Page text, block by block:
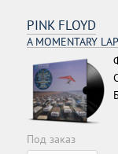
PINK FLOYD
A MOMENTARY
Под заказ